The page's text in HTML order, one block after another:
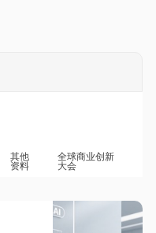
其他
资料
全球商业创新
大会